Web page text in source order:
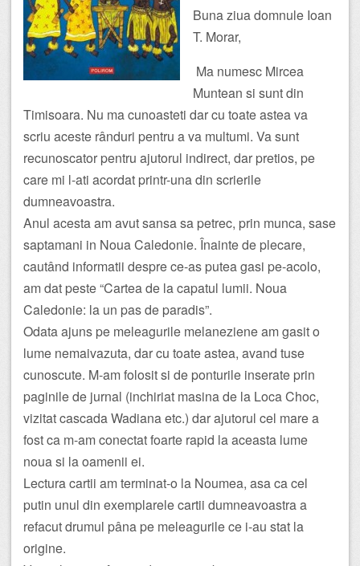
Buna ziua domnule Ioan
T. Morar,
Ma numesc Mircea
Muntean si sunt din
Timisoara. Nu ma cunoasteti dar cu toate astea va
scriu aceste rânduri pentru a va multumi. Va sunt
recunoscator pentru ajutorul indirect, dar pretios, pe
care mi l-ati acordat printr-una din scrierile
dumneavoastra.
Anul acesta am avut sansa sa petrec, prin munca, sase
saptamani in Noua Caledonie. Înainte de plecare,
cautând informatii despre ce-as putea gasi pe-acolo,
am dat peste “Cartea de la capatul lumii. Noua
Caledonie: la un pas de paradis”.
Odata ajuns pe meleagurile melaneziene am gasit o
lume nemaivazuta, dar cu toate astea, avand tuse
cunoscute. M-am folosit si de ponturile inserate prin
paginile de jurnal (inchiriat masina de la Loca Choc,
vizitat cascada Wadiana etc.) dar ajutorul cel mare a
fost ca m-am conectat foarte rapid la aceasta lume
noua si la oamenii ei.
Lectura cartii am terminat-o la Noumea, asa ca cel
putin unul din exemplarele cartii dumneavoastra a
refacut drumul pâna pe meleagurile ce i-au stat la
origine.